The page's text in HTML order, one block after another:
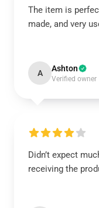
The item is
made, and very
A Ashton
Verified owner
Didn’t expect
receiving the